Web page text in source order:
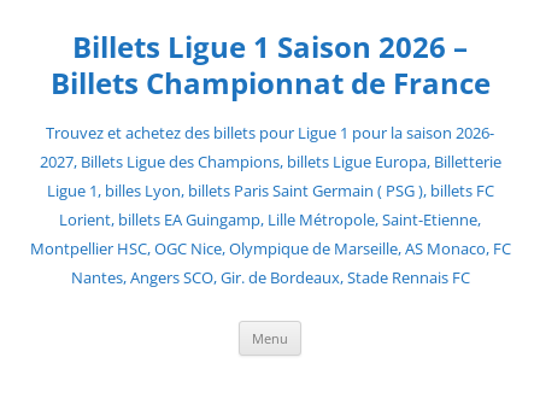
contentBillets Ligue 1 Saison 2026 –
Billets Championnat de France
Trouvez et achetez des billets pour Ligue 1 pour la saison 2026-
2027, Billets Ligue des Champions, billets Ligue Europa, Billetterie
Ligue 1, billes Lyon, billets Paris Saint Germain ( PSG ), billets FC
Lorient, billets EA Guingamp, Lille Métropole, Saint-Etienne,
Montpellier HSC, OGC Nice, Olympique de Marseille, AS Monaco, FC
Nantes, Angers SCO, Gir. de Bordeaux, Stade Rennais FC
Menu